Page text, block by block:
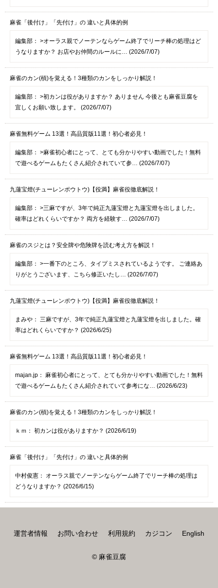
麻雀「後付け」「先付け」の 違いと具体的例
編集部： >オーラス親でノーテンならゲーム終了でリーチ棒の処理はど
うなりますか？ お店やお仲間のルールに… (2026/7/07)
麻雀のカン(槓)を覚える！3種類のカンをしっかり解説！
編集部： >初カンは役がありますか？ ありません 今後とも麻雀豆腐を
宜しくお願い致します。 (2026/7/07)
麻雀無料ゲーム 13選！高品質版11選！初心者必見！
編集部： >麻雀初心者にとって、とても分かりやすい動画でした！無料
で遊べるゲームもたくさん紹介されていて参… (2026/7/07)
九蓮宝燈(チューレンポウトウ)【役満】麻雀役徹底解説！
編集部： >三麻ですが、3年で純正九蓮宝燈と九蓮宝燈を出しました。
確率はどれくらいですか？ 両方を経験す… (2026/7/07)
麻雀のスジとは？安全牌や危険牌を読む考え方を解説！
編集部： >一番下のところ、タイプミスされているようです。 ご連絡あ
りがとうございます、こちら修正いたし… (2026/7/07)
九蓮宝燈(チューレンポウトウ)【役満】麻雀役徹底解説！
まみや： 三麻ですが、3年で純正九蓮宝燈と九蓮宝燈を出しました。確
率はどれくらいですか？ (2026/6/25)
麻雀無料ゲーム 13選！高品質版11選！初心者必見！
majan.jp： 麻雀初心者にとって、とても分かりやすい動画でした！無料
で遊べるゲームもたくさん紹介されていて参考にな… (2026/6/23)
麻雀のカン(槓)を覚える！3種類のカンをしっかり解説！
ｋｍ： 初カンは役がありますか？ (2026/6/19)
麻雀「後付け」「先付け」の 違いと具体的例
中村俊憲： オーラス親でノーテンならゲーム終了でリーチ棒の処理は
どうなりますか？ (2026/6/15)
運営者情報 お問い合わせ 利用規約 カジコン English
© 麻雀豆腐